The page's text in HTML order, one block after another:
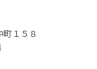
１５８